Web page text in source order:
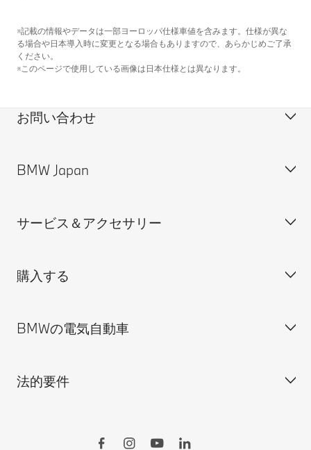
※記載の情報やデータは一部ヨーロッパ仕様車値を含みます。仕様が異な
る場合や日本導入時に変更となる場合もありますので、あらかじめご了承
ください。
※このページで使用している画像は日本仕様とは異なります。
お問い合わせ
カスタマー・サポート＆お問い合わせ
見積依頼
ディーラー検索
BMW Japan
会社概要
BMW正規ディーラー採用情報
BMWのCSR活動
BMW Motorrad
サービス＆アクセサリー
BMW Service
BMW純正アクセサリー
BMWタイヤ＆ホイール
購入する
ご購入の前に
新車在庫検索
BMWの電気自動車
BMWの電気自動車
法的要件